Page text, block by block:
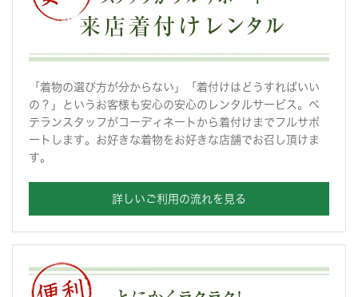
「着物の選び方が分からない」「着付けはどうすればいい
の？」というお客様も安心の安心のレンタルサービス。ベ
テランスタッフがコーディネートから着付けまでフルサポ
ートします。お好きな着物をお好きな店舗でお召し頂けま
す。
詳しいご利用の流れを見る